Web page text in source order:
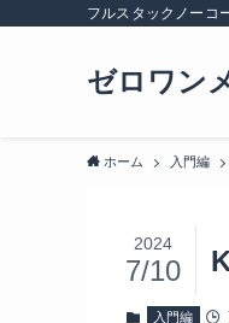
フルスタックノーコ
ゼロワン
ホーム 入門編
2024
7/10
入門編